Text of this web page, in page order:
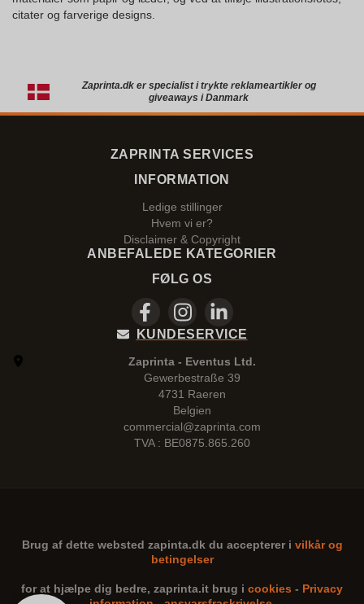
citater og farverige designs.
Zaprinta.dk er specialist i trykte reklameartikler og
giveaways i Danmark
ZAPRINTA SERVICES
INFORMATION
Ledige stillinger
Hvem vi er?
Disclaimer & Copyright
ANBEFALEDE KATEGORIER
FØLG OS
KUNDESERVICE
Zaprinta - Eventus Ltd.
Gewerbestraße 39
4731 Raeren
Belgien
commercial@zaprinta.com
TVA : BE0875.865.260
Brug af dette websted zapinta.dk du accepterer i vilkår og
betingelser
for at hjælpe dig bedre, zaprinta.it brug i cookies - Privacy